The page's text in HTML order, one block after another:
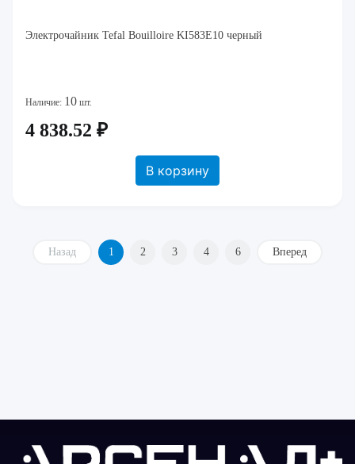
Электрочайник Tefal Bouilloire KI583E10 черный
Наличие: 10 шт.
4 838.52 ₽
В корзину
Назад 1 2 3 4 6 Вперед